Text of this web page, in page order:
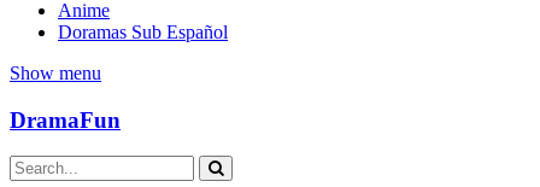
Anime
Doramas Sub Español
Show menu
DramaFun